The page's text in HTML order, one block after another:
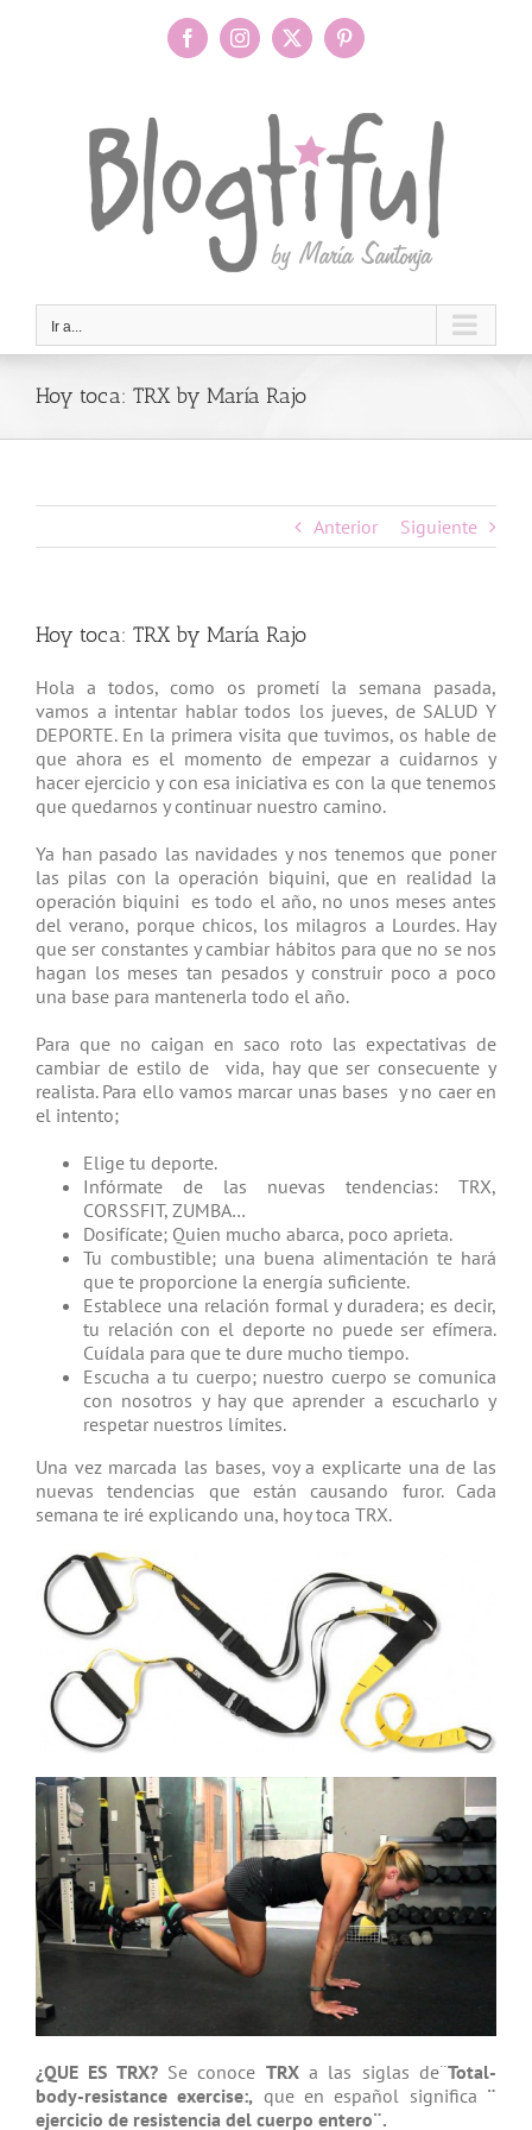
FacebookInstagram
X Pinterest
Ir a...
Hoy toca: TRX by María Rajo
Anterior Siguiente
Hoy toca: TRX by María Rajo
Hola a todos, como os prometí la semana pasada,
vamos a intentar hablar todos los jueves, de SALUD Y
DEPORTE. En la primera visita que tuvimos, os hable de
que ahora es el momento de empezar a cuidarnos y
hacer ejercicio y con esa iniciativa es con la que tenemos
que quedarnos y continuar nuestro camino.
Ya han pasado las navidades y nos tenemos que poner
las pilas con la operación biquini, que en realidad la
operación biquini es todo el año, no unos meses antes
del verano, porque chicos, los milagros a Lourdes. Hay
que ser constantes y cambiar hábitos para que no se nos
hagan los meses tan pesados y construir poco a poco
una base para mantenerla todo el año.
Para que no caigan en saco roto las expectativas de
cambiar de estilo de vida, hay que ser consecuente y
realista. Para ello vamos marcar unas bases y no caer en
el intento;
Elige tu deporte.
Infórmate de las nuevas tendencias: TRX,
CORSSFIT, ZUMBA…
Dosifícate; Quien mucho abarca, poco aprieta.
Tu combustible; una buena alimentación te hará
que te proporcione la energía suficiente.
Establece una relación formal y duradera; es decir,
tu relación con el deporte no puede ser efímera.
Cuídala para que te dure mucho tiempo.
Escucha a tu cuerpo; nuestro cuerpo se comunica
con nosotros y hay que aprender a escucharlo y
respetar nuestros límites.
Una vez marcada las bases, voy a explicarte una de las
nuevas tendencias que están causando furor. Cada
semana te iré explicando una, hoy toca TRX.
¿QUE ES TRX?Se conoce TRXa las siglas de¨Total-
body-resistance exercise:, que en español significa ¨
ejercicio de resistencia del cuerpo entero¨.